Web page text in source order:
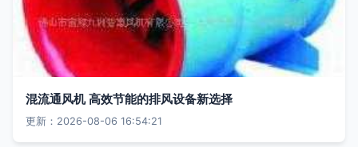
混流通风机 高效节能的排风设备新选择
更新：2026-08-06 16:54:21